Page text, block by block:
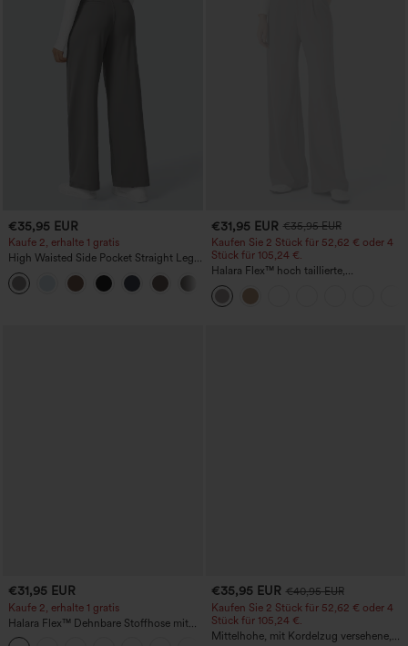
€35,95 EUR
Kaufe 2, erhalte 1 gratis
High Waisted Side Pocket Straight Leg
Work Pants
€31,95 EUR €35,95 EUR
Kaufen Sie 2 Stück für 52,62 € oder 4
Stück für 105,24 €.
Halara Flex™ hoch taillierte,
figurformende Arbeitshose, die die Taille
schmaler wirken lässt, mit Taschen,
weitem Bein und Mikro-Waffelstruktur
€31,95 EUR
Kaufe 2, erhalte 1 gratis
Halara Flex™ Dehnbare Stoffhose mit
hohem Bund und Seitentasche hinten
€35,95 EUR €40,95 EUR
Kaufen Sie 2 Stück für 52,62 € oder 4
Stück für 105,24 €.
Mittelhohe, mit Kordelzug versehene,